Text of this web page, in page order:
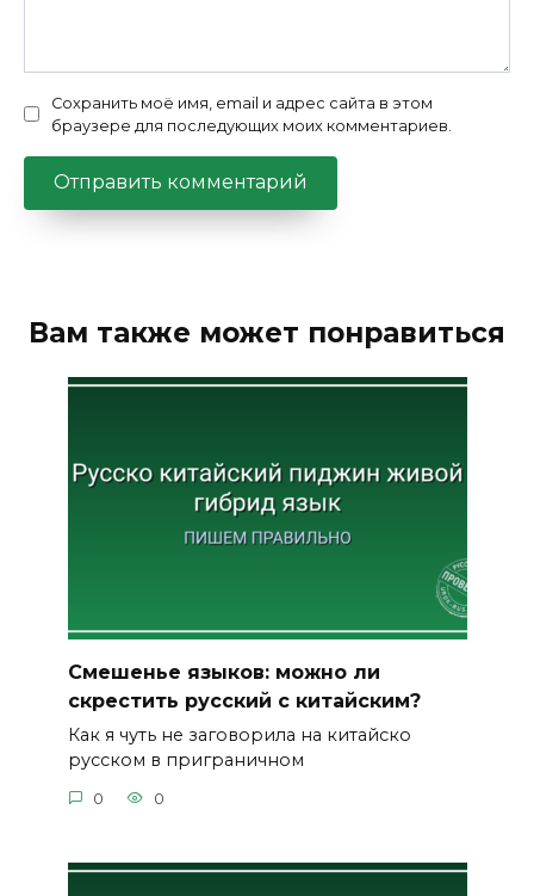
Сохранить моё имя, email и адрес сайта в этом
браузере для последующих моих комментариев.
Вам также может понравиться
Смешенье языков: можно ли
скрестить русский с китайским?
Как я чуть не заговорила на китайско
русском в приграничном
0 0